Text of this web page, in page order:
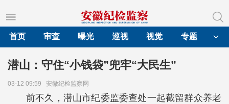
首页
审查 曝光 巡视 视觉 专题
潜山：守住“小钱袋”兜牢“大民生”
03-12 09:59 安徽纪检监察网
前不久，潜山市纪委监委查处一起截留群众养老